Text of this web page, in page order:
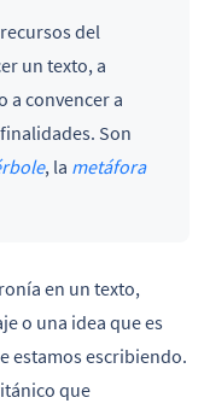
del
un texto, a
a convencer a
Son
, la metáfora
en un texto,
o una idea que es
estamos escribiendo.
que